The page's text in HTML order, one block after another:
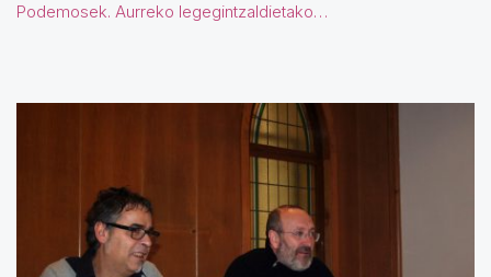
Podemosek. Aurreko legegintzaldietako…